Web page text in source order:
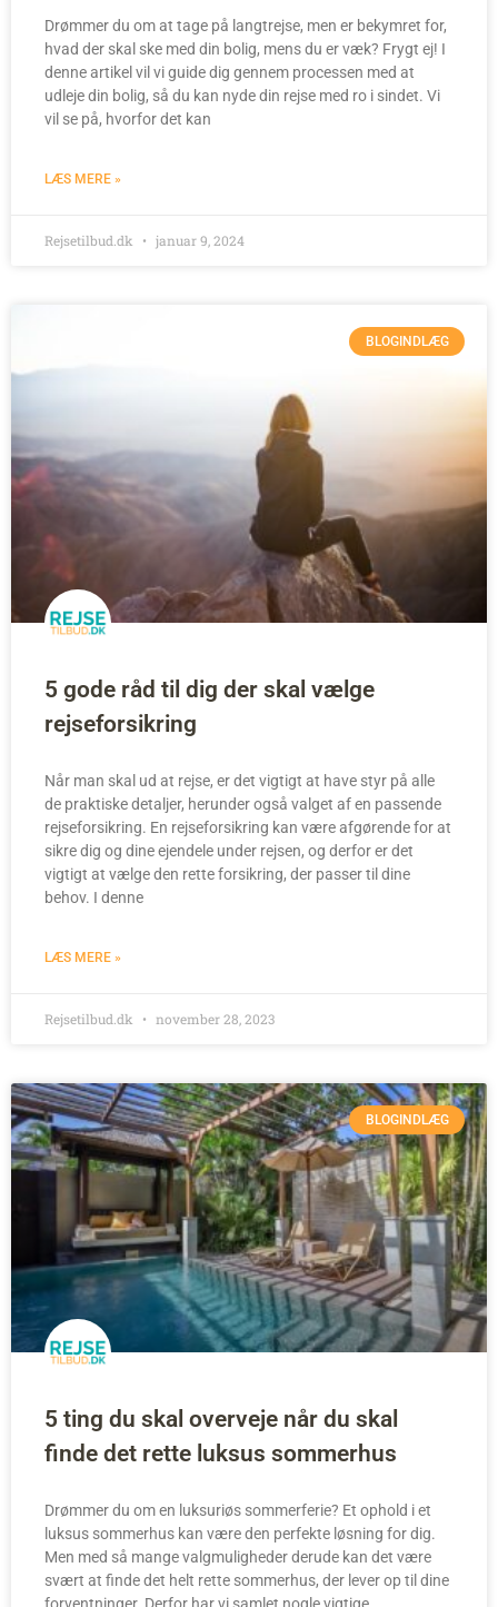
Drømmer du om at tage på langtrejse, men er bekymret for,
hvad der skal ske med din bolig, mens du er væk? Frygt ej! I
denne artikel vil vi guide dig gennem processen med at
udleje din bolig, så du kan nyde din rejse med ro i sindet. Vi
vil se på, hvorfor det kan
LÆS MERE »
Rejsetilbud.dk januar 9, 2024
BLOGINDLÆG
5 gode råd til dig der skal vælge
rejseforsikring
Når man skal ud at rejse, er det vigtigt at have styr på alle
de praktiske detaljer, herunder også valget af en passende
rejseforsikring. En rejseforsikring kan være afgørende for at
sikre dig og dine ejendele under rejsen, og derfor er det
vigtigt at vælge den rette forsikring, der passer til dine
behov. I denne
LÆS MERE »
Rejsetilbud.dk november 28, 2023
BLOGINDLÆG
5 ting du skal overveje når du skal
finde det rette luksus sommerhus
Drømmer du om en luksuriøs sommerferie? Et ophold i et
luksus sommerhus kan være den perfekte løsning for dig.
Men med så mange valgmuligheder derude kan det være
svært at finde det helt rette sommerhus, der lever op til dine
forventninger. Derfor har vi samlet nogle vigtige